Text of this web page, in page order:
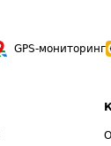
GPS-мониторинг